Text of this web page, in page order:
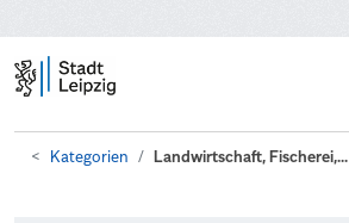
Kategorien Landwirtschaft, Fischerei,...